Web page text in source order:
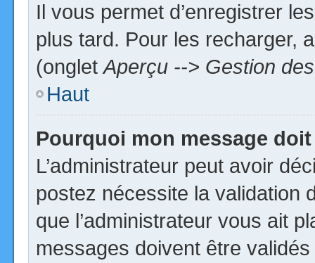
Il vous permet d’enregistrer
plus tard. Pour les recharger,
(ongletAperçu --> Gestion
Haut
Pourquoi mon message
L’administrateur peut avoir
postez nécessite la validation
que l’administrateur vous ait
messages doivent être